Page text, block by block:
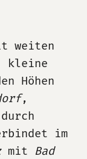
weiten
kleine
Höhen
,
im
mit Bad